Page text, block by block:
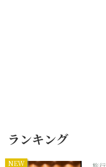
ランキング
NEW